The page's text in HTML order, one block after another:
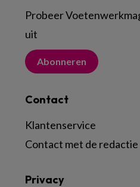
Probeer
uit
Abonneren
Contact
Klantenservice
Contact met de redactie
Privacy